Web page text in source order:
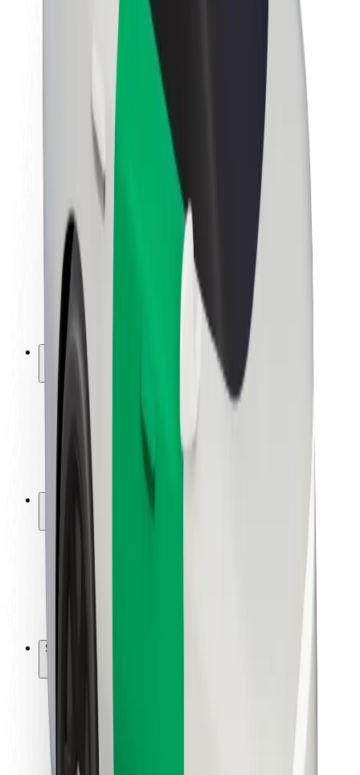
Mengenai Bolt
Kelestarian di Bolt
Project Zero
Blog
Bilik berita
Penduan penjenamaan
Hubungan pelabur
Kepimpinan
Jenama
Media
Dana Bandar
Keselamatan
Keselamatan penunggang
Keselamatan Pemandu
Keselamatan Skuter
Makmal keselamatan
Lokasi
Solusi Bandar
Lapangan terbang
Stesen Pengecas Bolt
Sokongan
Untuk penunggang
Untuk kurier